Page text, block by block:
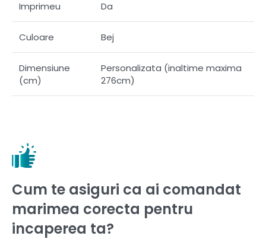
Imprimeu Da
Culoare Bej
Dimensiune
(cm)
Personalizata (inaltime maxima
276cm)
Cum te asiguri ca ai comandat
marimea corecta pentru
incaperea ta?